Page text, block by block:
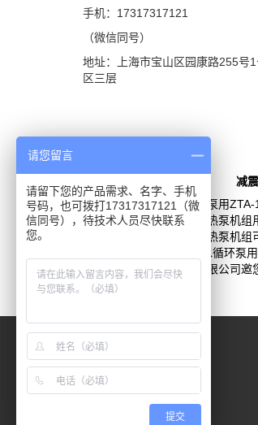
手机：17317317121
（微信同号）
地址：上海市宝山区园康路255号
区三层
减
隔膜泵用ZTA-
风冷热泵机组
风冷热泵机组
全智能热水循环泵
上海松夏减震器有限公司邀
请您留言
请留下您的产品需求、名字、手机
号码，也可拨打17317317121（微
信同号），待技术人员尽快联系
您。
提交